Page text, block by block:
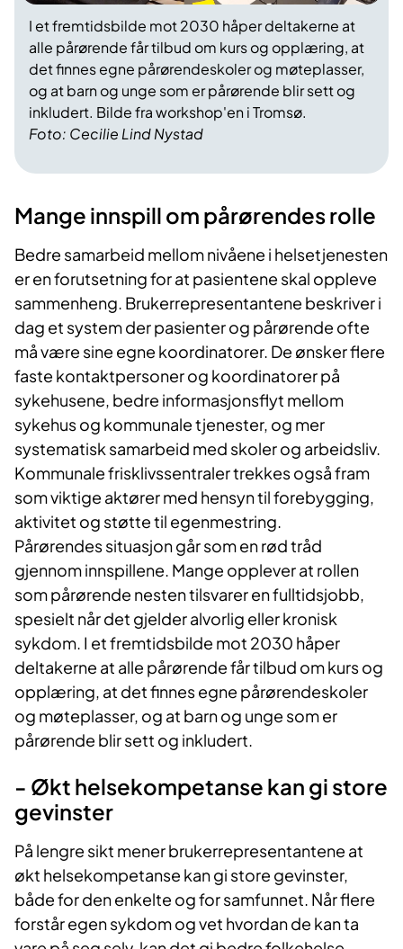
Foto: Cecilie Lind Nystad
I et fremtidsbilde mot 2030 håper deltakerne at
alle pårørende får tilbud om kurs og opplæring, at
det finnes egne pårørendeskoler og møteplasser,
og at barn og unge som er pårørende blir sett og
inkludert. Bilde fra workshop'en i Tromsø.
Mange innspill om pårørendes rolle
Bedre samarbeid mellom nivåene i helsetjenesten
er en forutsetning for at pasientene skal oppleve
sammenheng. Brukerrepresentantene beskriver i
dag et system der pasienter og pårørende ofte
må være sine egne koordinatorer. De ønsker flere
faste kontaktpersoner og koordinatorer på
sykehusene, bedre informasjonsflyt mellom
sykehus og kommunale tjenester, og mer
systematisk samarbeid med skoler og arbeidsliv.
Kommunale frisklivssentraler trekkes også fram
som viktige aktører med hensyn til forebygging,
aktivitet og støtte til egenmestring.
Pårørendes situasjon går som en rød tråd
gjennom innspillene. Mange opplever at rollen
som pårørende nesten tilsvarer en fulltidsjobb,
spesielt når det gjelder alvorlig eller kronisk
sykdom. I et fremtidsbilde mot 2030 håper
deltakerne at alle pårørende får tilbud om kurs og
opplæring, at det finnes egne pårørendeskoler
og møteplasser, og at barn og unge som er
pårørende blir sett og inkludert.
- Økt helsekompetanse kan gi store
gevinster
På lengre sikt mener brukerrepresentantene at
økt helsekompetanse kan gi store gevinster,
både for den enkelte og for samfunnet. Når flere
forstår egen sykdom og vet hvordan de kan ta